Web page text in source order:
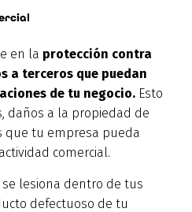
en la protección contra
a terceros que puedan
de tu negocio. Esto
daños a la propiedad de
que tu empresa pueda
comercial.
lesiona dentro de tus
defectuoso de tu